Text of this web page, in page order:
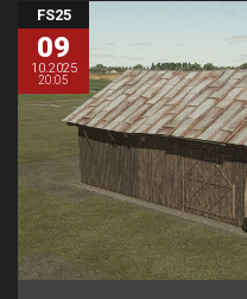
FS25
09
10.2025
20:05